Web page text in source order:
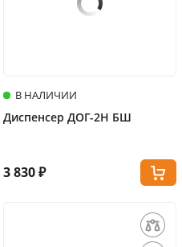
В НАЛИЧИИ
Диспенсер ДОГ-2Н БШ
3 830 ₽